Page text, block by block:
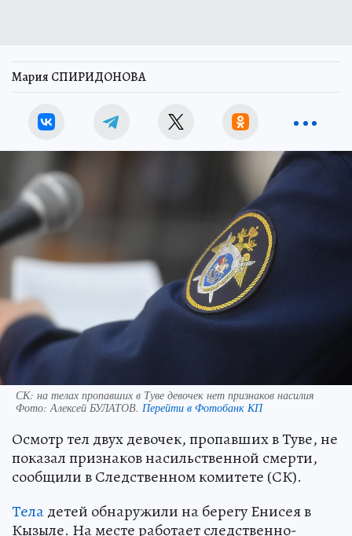
Мария СПИРИДОНОВА
СК: на телах пропавших в Туве девочек нет признаков насилия
Фото:Алексей БУЛАТОВ. Перейти в Фотобанк КП
Осмотр тел двух девочек, пропавших в Туве, не
показал признаков насильственной смерти,
сообщили в Следственном комитете (СК).
Теладетей обнаружили на берегу Енисея в
Кызыле. На месте работает следственно-